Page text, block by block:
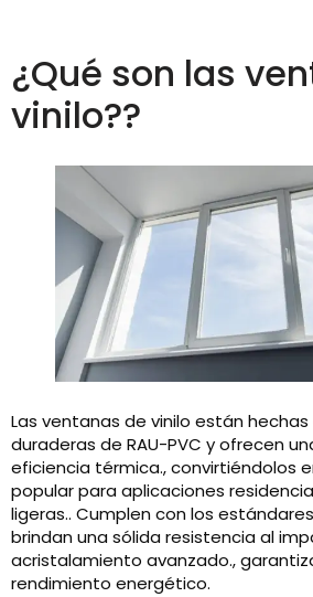
¿Qué son las
vinilo??
Las ventanas de vinilo están
duraderas de RAU-PVC y ofrecen
eficiencia térmica., convirtiéndolos
popular para aplicaciones
ligeras.. Cumplen con los estándares
brindan una sólida resistencia al
acristalamiento avanzado.,
rendimiento energético.